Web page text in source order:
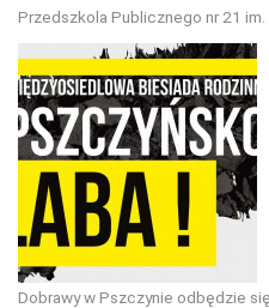
Przedszkola Publicznego nr 21
Dobrawy w Pszczynie odbędzie